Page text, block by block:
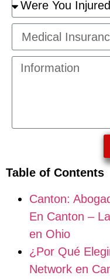
Table of Contents
Canton:
En Canton –
en Ohio
¿Por Qué
Network en